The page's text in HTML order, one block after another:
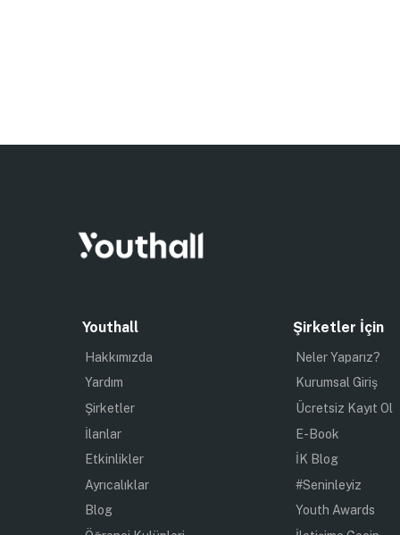
Youthall
Hakkımızda
Yardım
Şirketler
İlanlar
Etkinlikler
Ayrıcalıklar
Blog
Şirketler İçin
Neler Yaparız?
Kurumsal Giriş
Ücretsiz Kayıt Ol
E-Book
İK Blog
#Seninleyiz
Youth Awards